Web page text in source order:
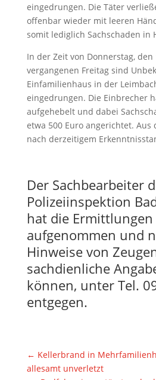
eingedrungen. Die Täter
offenbar wieder mit leeren
somit lediglich Sachschaden in
In der Zeit von Donnerstag, den
vergangenen Freitag sind
Einfamilienhaus in der
eingedrungen. Die Einbrecher
aufgehebelt und dabei
etwa 500 Euro angerichtet. Aus
nach derzeitigem
Der Sachbearbeiter
Polizeiinspektion
hat die Ermittlungen
aufgenommen und
Hinweise von
sachdienliche
können, unter Tel.
entgegen.
← Kellerbrand in
allesamt unverletzt